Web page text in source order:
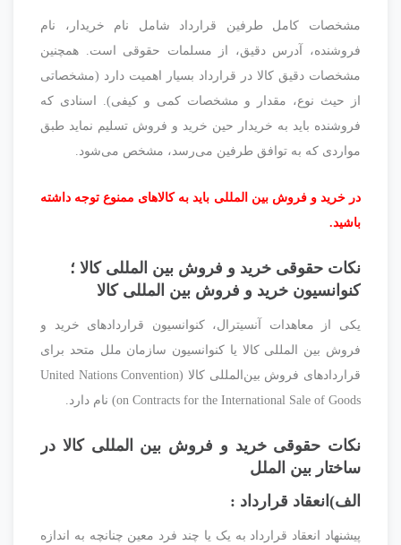
مشخصات کامل طرفین قرارداد شامل نام خریدار، نام
فروشنده، آدرس دقیق، از مسلمات حقوقی است. همچنین
مشخصات دقیق کالا در قرارداد بسیار اهمیت دارد (مشخصاتی
از حیث نوع، مقدار و مشخصات کمی و کیفی). اسنادی که
فروشنده باید به خریدار حین خرید و فروش تسلیم نماید طبق
مواردی که به توافق طرفین می‌رسد، مشخص می‌شود.
در خرید و فروش بین المللی باید به کالاهای ممنوع توجه داشته
باشید.
نکات حقوقی خرید و فروش بین المللی کالا ؛
کنوانسیون خرید و فروش بین المللی کالا
یکی از معاهدات آنسیترال، کنوانسیون قراردادهای خرید و
فروش بین المللی کالا یا کنوانسیون سازمان ملل متحد برای
قراردادهای فروش بین‌المللی کالا (United Nations Convention
on Contracts for the International Sale of Goods) نام دارد.
نکات حقوقی خرید و فروش بین المللی کالا در
ساختار بین الملل
الف)انعقاد قرارداد :
پیشنهاد انعقاد قرارداد به یک یا چند فرد معین چنانچه به اندازه